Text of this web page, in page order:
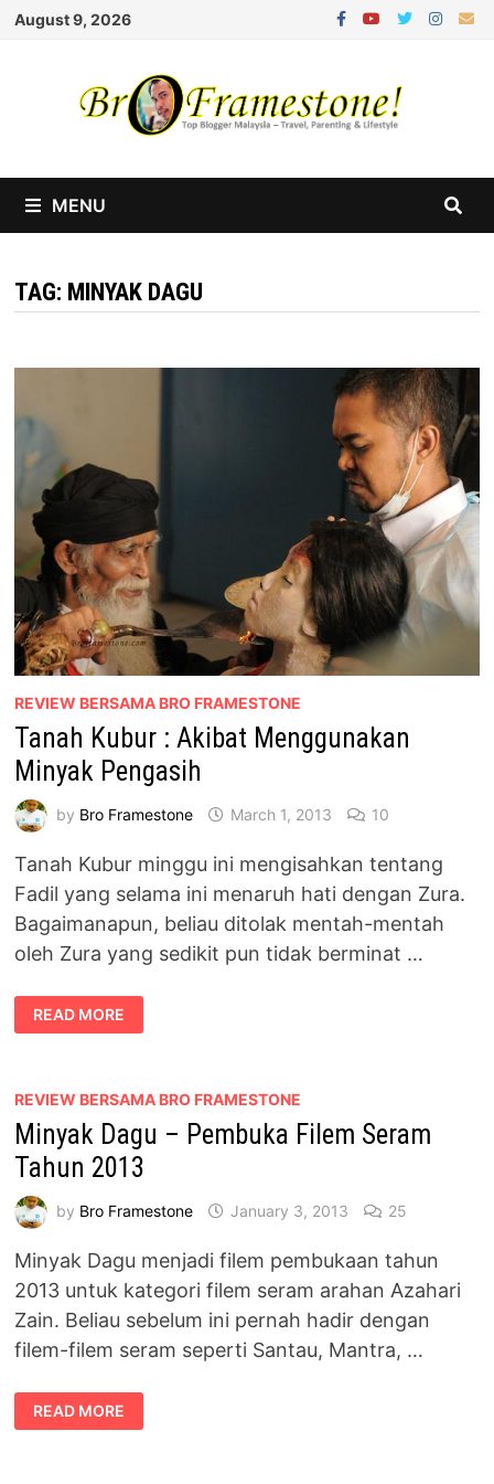
Skip
August 9, 2026
MENU
TAG: MINYAK DAGU
REVIEW BERSAMA BRO FRAMESTONE
Tanah Kubur : Akibat Menggunakan
Minyak Pengasih
by Bro Framestone March 1, 2013 10
Tanah Kubur minggu ini mengisahkan tentang
Fadil yang selama ini menaruh hati dengan Zura.
Bagaimanapun, beliau ditolak mentah-mentah
oleh Zura yang sedikit pun tidak berminat …
TANAH
KUBUR
:
PENGASIH
READ MORE
REVIEW BERSAMA BRO FRAMESTONE
Minyak Dagu – Pembuka Filem Seram
Tahun 2013
by Bro Framestone January 3, 2013 25
Minyak Dagu menjadi filem pembukaan tahun
2013 untuk kategori filem seram arahan Azahari
Zain. Beliau sebelum ini pernah hadir dengan
filem-filem seram seperti Santau, Mantra, …
MINYAK
DAGU
–
READ MORE